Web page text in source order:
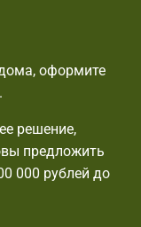
оформите
решение,
предложить
000 рублей до